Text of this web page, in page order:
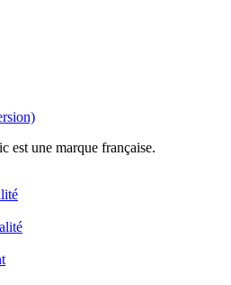
une marque française.